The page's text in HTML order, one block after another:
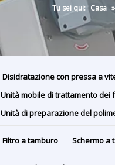
Tu sei qui: Casa »
Disidratazione con pressa a
Unità mobile di trattamento dei
Unità di preparazione del
Filtro a tamburo Schermo a